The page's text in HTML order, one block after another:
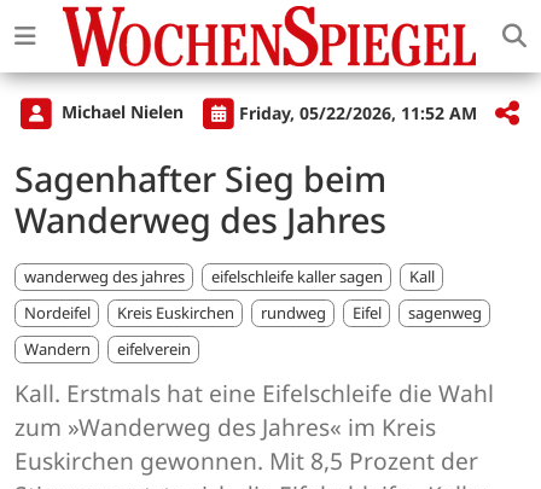
Michael Nielen Friday, 05/22/2026, 11:52 AM
Sagenhafter Sieg beim
Wanderweg des Jahres
wanderweg des jahres eifelschleife kaller sagen
Kall
Nordeifel
Kreis Euskirchen rundweg Eifel
sagenweg
Wandern
eifelverein
Kall. Erstmals hat eine Eifelschleife die Wahl
zum »Wanderweg des Jahres« im Kreis
Euskirchen gewonnen. Mit 8,5 Prozent der